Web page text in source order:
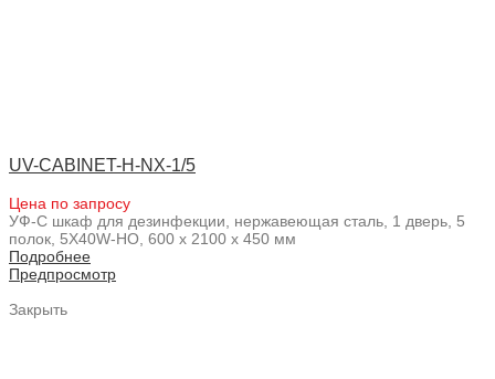
UV-CABINET-H-NX-1/5
Цена по запросу
УФ-С шкаф для дезинфекции, нержавеющая сталь, 1 дверь, 5
полок, 5X40W-HO, 600 x 2100 x 450 мм
Подробнее
Предпросмотр
Закрыть